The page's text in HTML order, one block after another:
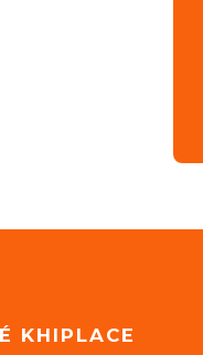
KHIPLACE